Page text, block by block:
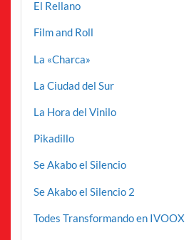
El Rellano
Film and Roll
La «Charca»
La Ciudad del Sur
La Hora del Vinilo
Pikadillo
Se Akabo el Silencio
Se Akabo el Silencio 2
Todes Transformando en IVOOX